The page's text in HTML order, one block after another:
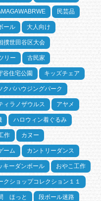
民芸品
ール 大人向け
撲世田谷区大会
リー 古民家
谷住宅公園 キッズチェア
クバハウジングパーク
ィラノザウルス アヤメ
ハロウィン着ぐるみ
作 カヌー
ーム カントリーダンス
キーダンボール おやこ工作
クショップコレクション１１
ほっと 段ボール迷路